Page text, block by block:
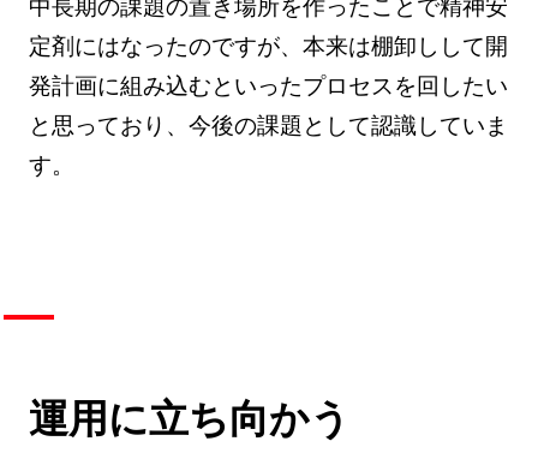
中長期の課題の置き場所を作ったことで精神安
定剤にはなったのですが、本来は棚卸しして開
発計画に組み込むといったプロセスを回したい
と思っており、今後の課題として認識していま
す。
運用に立ち向かう